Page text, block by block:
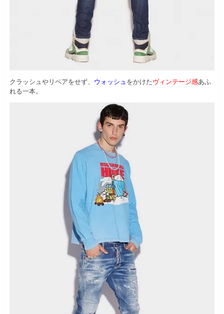
クラッシュやリペアをせず、 ウォッシュをかけたヴィンテージ感あふ
れる一本。